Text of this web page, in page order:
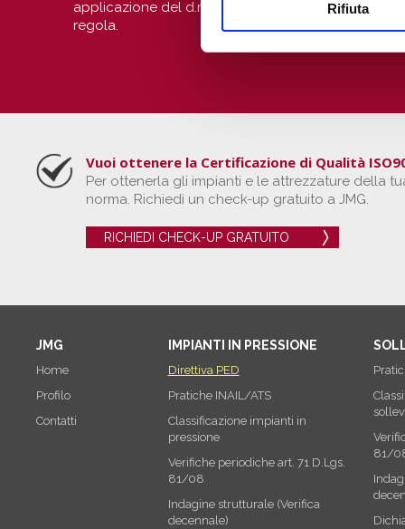
Rifiuta
applicazione del d.m. 329/04; contatta JMG Group
regola.
Vuoi ottenere la Certificazione di Qualità
Per ottenerla gli impianti e le attrezzature della
norma. Richiedi un check-up gratuito a JMG.
RICHIEDI CHECK-UP GRATUITO
JMG
Home
Profilo
Contatti
IMPIANTI IN PRESSIONE
Direttiva PED
Pratiche INAIL/ATS
Classificazione impianti in
pressione
Verifiche periodiche art. 71 D.Lgs.
81/08
Indagine strutturale (Verifica
decennale)
81/